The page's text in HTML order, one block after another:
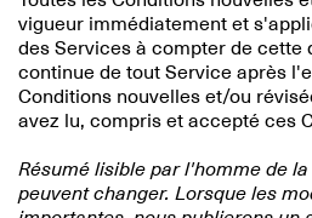
vigueur immédiatement et
des Services à compter de cette
continue de tout Service après
Conditions nouvelles et/ou
avez lu, compris et accepté ces
Résumé lisible par l'homme de
peuvent changer. Lorsque les